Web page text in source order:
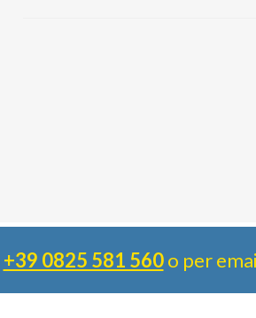
+39 0825 581 560o per